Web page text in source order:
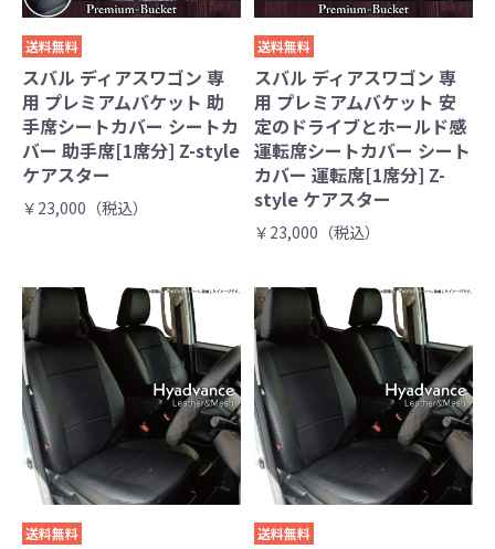
送料無料
スバル ディアスワゴン 専
用 プレミアムバケット 助
手席シートカバー シートカ
バー 助手席[1席分] Z-style
ケアスター
￥23,000（税込）
送料無料
スバル ディアスワゴン 専
用 プレミアムバケット 安
定のドライブとホールド感
運転席シートカバー シート
カバー 運転席[1席分] Z-
style ケアスター
￥23,000（税込）
送料無料 送料無料